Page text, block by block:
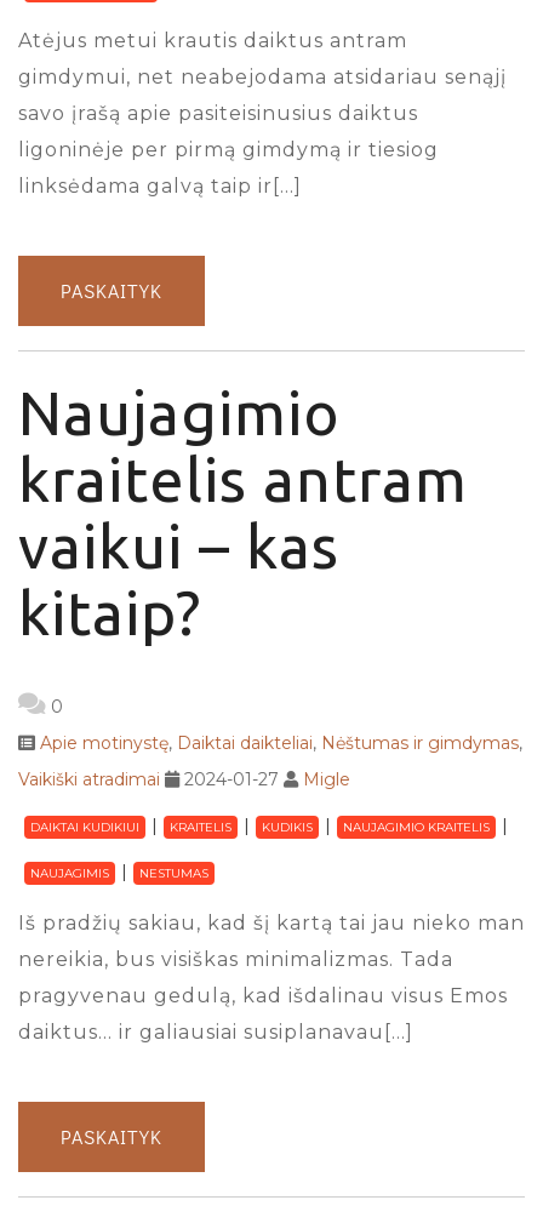
Atėjus metui krautis daiktus antram
gimdymui, net neabejodama atsidariau senąjį
savo įrašą apie pasiteisinusius daiktus
ligoninėje per pirmą gimdymą ir tiesiog
linksėdama galvą taip ir[…]
PASKAITYK
Naujagimio
kraitelis antram
vaikui – kas
kitaip?
0
Apie motinystę, Daiktai daikteliai, Nėštumas ir gimdymas,
Vaikiški atradimai
2024-01-27 Migle
DAIKTAI KUDIKIUI KRAITELIS KUDIKIS NAUJAGIMIO KRAITELIS
NAUJAGIMIS NESTUMAS
Iš pradžių sakiau, kad šį kartą tai jau nieko man
nereikia, bus visiškas minimalizmas. Tada
pragyvenau gedulą, kad išdalinau visus Emos
daiktus… ir galiausiai susiplanavau[…]
PASKAITYK